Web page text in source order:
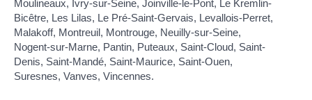
Moulineaux, Ivry-sur-Seine, Joinville-le-Pont, Le Kremlin-
Bicêtre, Les Lilas, Le Pré-Saint-Gervais, Levallois-Perret,
Malakoff, Montreuil, Montrouge, Neuilly-sur-Seine,
Nogent-sur-Marne, Pantin, Puteaux, Saint-Cloud, Saint-
Denis, Saint-Mandé, Saint-Maurice, Saint-Ouen,
Suresnes, Vanves, Vincennes.